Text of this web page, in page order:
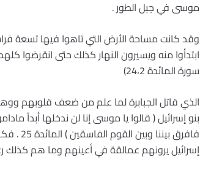
موسى في جبل الطور .
وقد كانت مساحة الأرض التي تاهوا فيها تسعة
ابتدأوا منه ويسيرون النهار كذلك حتى انقرضوا
سورة المائدة 24،2)
الذي قاتل الجبابرة لما علم من ضعف قلوبهم
إسرائيل يرونهم عمالقة في أعينهم وما هم